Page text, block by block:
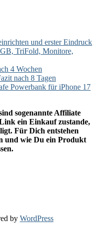
und erster Eindruck
TriFold, Monitore,
4 Wochen
nach 8 Tagen
Powerbank für iPhone 17
sogenannte Affiliate
ein Einkauf zustande,
Für Dich entstehen
und wie Du ein Produkt
by WordPress